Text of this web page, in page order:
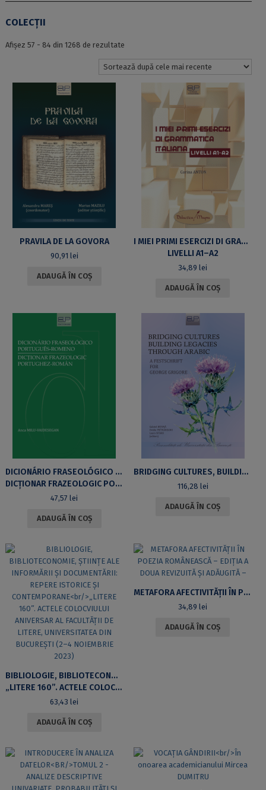
COLECȚII
Afișez 57 - 84 din 1268 de rezultateSortat
cele
recente
PRAVILA DE LA GOVORA
90,91 lei
ADAUGĂ ÎN COȘ
I MIEI PRIMI ESERCIZI DI GRAMMATICA ITALIANA
LIVELLI A1–A2
34,89lei
ADAUGĂ ÎN COȘ
DICIONÁRIO FRASEOLÓGICO PORTUGUÊS-ROMENO
DICȚIONAR FRAZEOLOGIC PORTUGHEZ-ROMÂN
47,57lei
ADAUGĂ ÎN COȘ
BRIDGING CULTURES, BUILDING LEGACIES THROUGH ARABICA FESTSCHRIFT FOR GEORGE GRIGORE
116,28 lei
ADAUGĂ ÎN COȘ
BIBLIOLOGIE, BIBLIOTECONOMIE, ȘTIINȚE ALE INFORMĂRII ȘI DOCUMENTĂRII: REPERE ISTORICE ȘI CONTEMPORANE
„LITERE 160”. ACTELE COLOCVIULUI ANIVERSAR AL FACULTĂȚII DE LITERE, UNIVERSITATEA DIN BUCUREȘTI (2–4 NOIEMBRIE 2023)
63,43lei
ADAUGĂ ÎN COȘ
METAFORA AFECTIVITĂȚII ÎN POEZIA ROMÂNEASCĂ – EDIȚIA A DOUA REVIZUITĂ ȘI ADĂUGITĂ –
34,89lei
ADAUGĂ ÎN COȘ